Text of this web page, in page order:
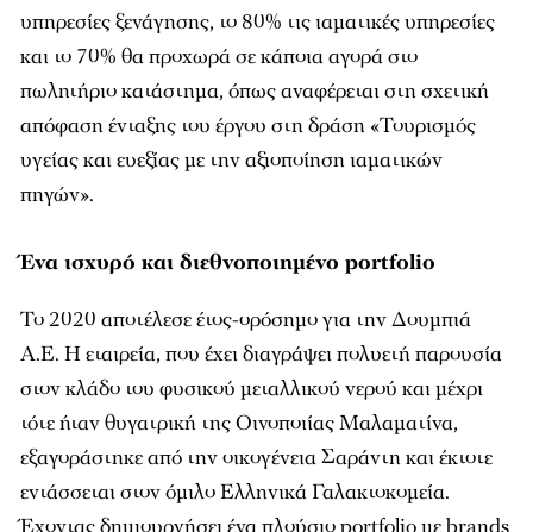
υπηρεσίες ξενάγησης, το 80% τις ιαματικές υπηρεσίες
και το 70% θα προχωρά σε κάποια αγορά στο
πωλητήριο κατάστημα, όπως αναφέρεται στη σχετική
απόφαση ένταξης του έργου στη δράση «Τουρισμός
υγείας και ευεξίας με την αξιοποίηση ιαματικών
πηγών».
Ένα ισχυρό και διεθνοποιημένο portfolio
Το 2020 αποτέλεσε έτος-ορόσημο για την Δουμπιά
Α.Ε. Η εταιρεία, που έχει διαγράψει πολυετή παρουσία
στον κλάδο του φυσικού μεταλλικού νερού και μέχρι
τότε ήταν θυγατρική της Οινοποιίας Μαλαματίνα,
εξαγοράστηκε από την οικογένεια Σαράντη και έκτοτε
εντάσσεται στον όμιλο Ελληνικά Γαλακτοκομεία.